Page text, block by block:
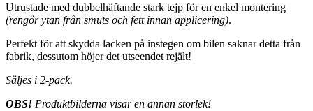
Utrustade med dubbelhäftande stark tejp för en enkel montering
(rengör ytan från smuts och fett innan applicering).
Perfekt för att skydda lacken på instegen om bilen saknar detta från
fabrik, dessutom höjer det utseendet rejält!
Säljes i 2-pack.
OBS! Produktbilderna visar en annan storlek!